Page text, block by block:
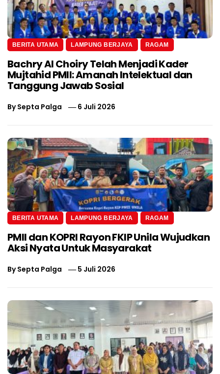
BERITA UTAMA LAMPUNG BERJAYA RAGAM
Bachry Al Choiry Telah Menjadi Kader
Mujtahid PMII: Amanah Intelektual dan
Tanggung Jawab Sosial
BySepta Palga 6 Juli 2026
BERITA UTAMA LAMPUNG BERJAYA RAGAM
PMII dan KOPRI Rayon FKIP Unila Wujudkan
Aksi Nyata Untuk Masyarakat
BySepta Palga 5 Juli 2026